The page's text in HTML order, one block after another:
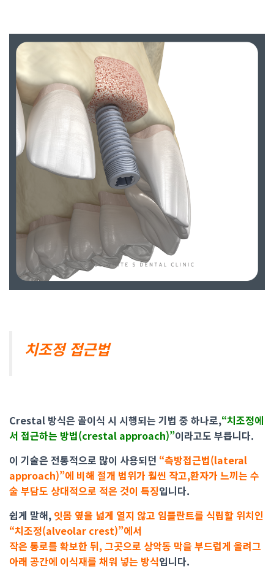
치조정 접근법
Crestal 방식은 골이식 시 시행되는 기법 중 하나로,“치조정에
서 접근하는 방법(crestal approach)”이라고도 부릅니다.
이 기술은 전통적으로 많이 사용되던 “측방접근법(lateral
approach)”에 비해 절개 범위가 훨씬 작고,환자가 느끼는 수
술 부담도 상대적으로 적은 것이 특징입니다.
쉽게 말해, 잇몸 옆을 넓게 열지 않고 임플란트를 식립할 위치인
“치조정(alveolar crest)”에서
작은 통로를 확보한 뒤, 그곳으로 상악동 막을 부드럽게 올려그
아래 공간에 이식재를 채워 넣는 방식입니다.